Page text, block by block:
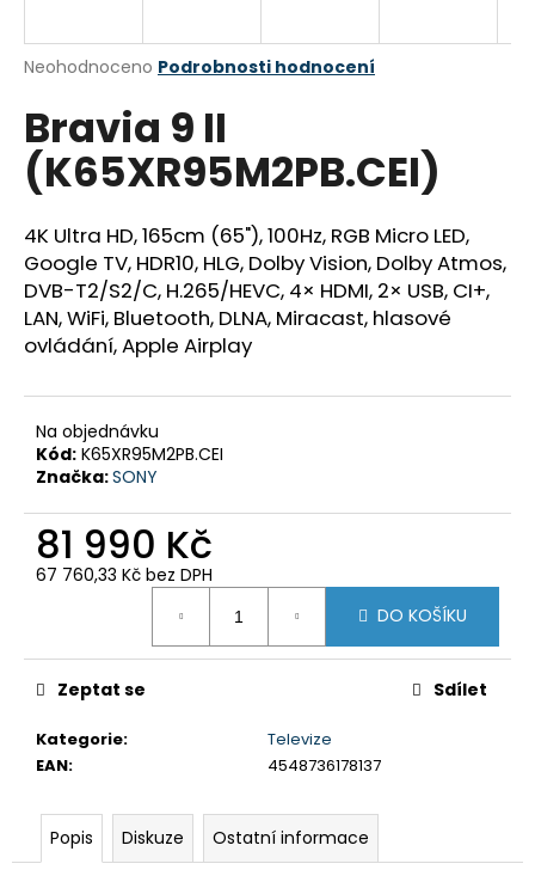
Průměrné
produktu
je
0,0
z
hvězdiček.
Neohodnoceno Podrobnosti hodnocení
Bravia 9 II
(K65XR95M2PB.CEI)
4K Ultra HD, 165cm (65"), 100Hz, RGB Micro LED,
Google TV, HDR10, HLG, Dolby Vision, Dolby Atmos,
DVB-T2/S2/C, H.265/HEVC, 4× HDMI, 2× USB, CI+,
LAN, WiFi, Bluetooth, DLNA, Miracast, hlasové
ovládání, Apple Airplay
Na objednávku
Kód: K65XR95M2PB.CEI
Značka:SONY
81 990 Kč
67 760,33 Kč bez DPH
DO KOŠÍKU
Kategorie:
Televize
EAN: 4548736178137
Zeptat se Sdílet
Popis Diskuze Ostatní informace
j
t
?
HLEDAT
o
p
o
u
u
e
BRAVIA
34